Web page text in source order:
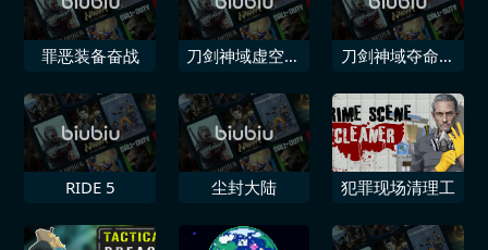
罪恶装备奋战
刀剑神域虚空幻
刀剑神域夺命凶
RIDE 5 尘封大陆 犯罪现场清理工